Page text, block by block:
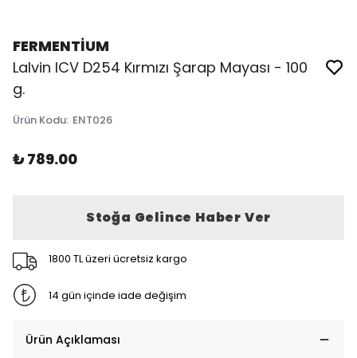
FERMENTİUM
Lalvin ICV D254 Kırmızı Şarap Mayası - 100
g.
Ürün Kodu: ENT026
₺ 789.00
Stoğa Gelince Haber Ver
1800 TL üzeri ücretsiz kargo
14 gün içinde iade değişim
Ürün Açıklaması